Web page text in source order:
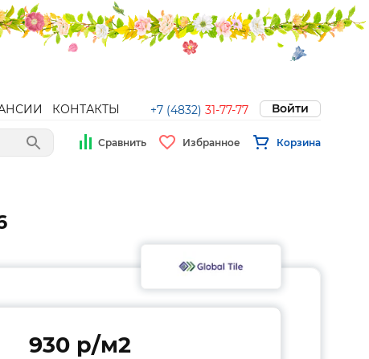
КОНТАКТЫ +7 (4832) 31-77-77 Войти
Сравнить Избранное Корзина
930 p/м2